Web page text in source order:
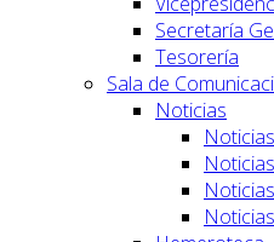
Secretaría
Tesorería
Sala de
Noticias